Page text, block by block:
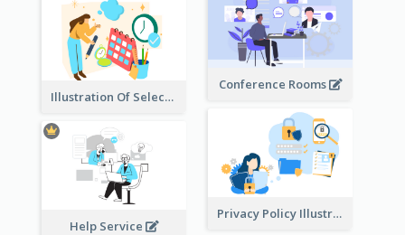
Conference Rooms
Illustration Of Select Date & Time
Privacy Policy Illustration
Help Service